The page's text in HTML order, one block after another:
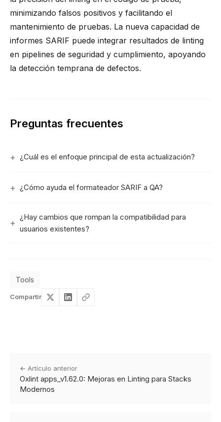
minimizando falsos positivos y facilitando el
mantenimiento de pruebas. La nueva capacidad de
informes SARIF puede integrar resultados de linting
en pipelines de seguridad y cumplimiento, apoyando
la detección temprana de defectos.
Preguntas frecuentes
¿Cuál es el enfoque principal de esta actualización?
¿Cómo ayuda el formateador SARIF a QA?
¿Hay cambios que rompan la compatibilidad para
usuarios existentes?
Tools
Compartir
← Artículo anterior
Oxlint apps_v1.62.0: Mejoras en Linting para Stacks
Modernos